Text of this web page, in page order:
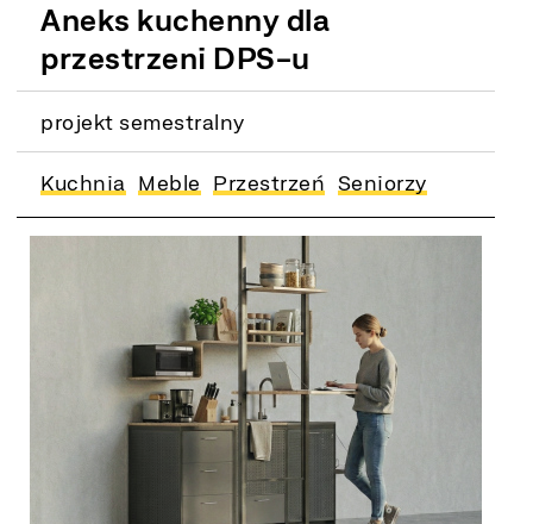
Aneks kuchenny dla
przestrzeni DPS-u
projekt semestralny
Kuchnia Meble Przestrzeń Seniorzy